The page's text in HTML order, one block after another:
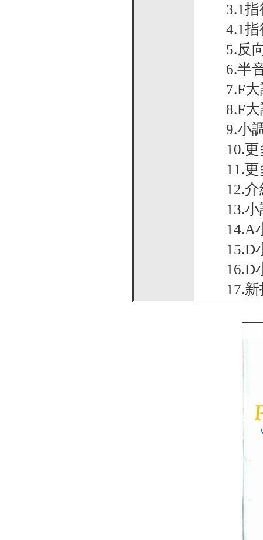
3.1指
4.1指
5.反向
6.半音
7.F大
8.F大
9.小調
10.更
11.更
12.介
13.小
14.A小
15.D
16.D小
17.新